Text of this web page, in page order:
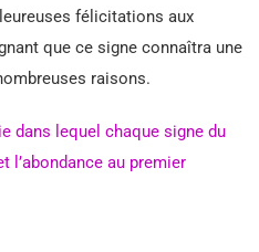
félicitations aux
que ce signe connaîtra une
raisons.
dans lequel chaque signe du
l’abondance au premier